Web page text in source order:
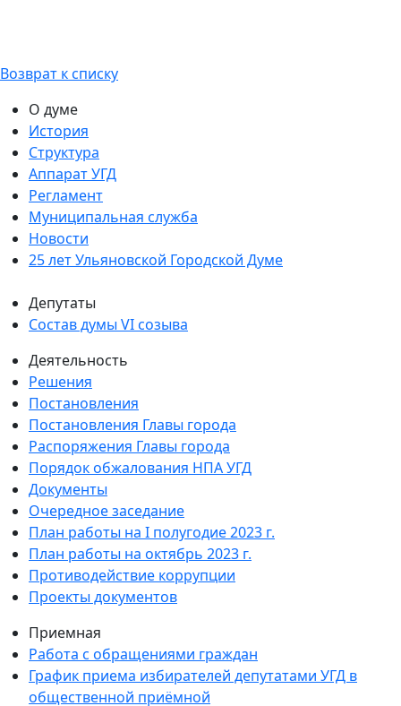
Возврат к списку
О думе
История
Структура
Аппарат УГД
Регламент
Муниципальная служба
Новости
25 лет Ульяновской Городской Думе
Депутаты
Состав думы VI созыва
Деятельность
Решения
Постановления
Постановления Главы города
Распоряжения Главы города
Порядок обжалования НПА УГД
Документы
Очередное заседание
План работы на I полугодие 2023 г.
План работы на октябрь 2023 г.
Противодействие коррупции
Проекты документов
Приемная
Работа с обращениями граждан
График приема избирателей депутатами УГД в
общественной приёмной